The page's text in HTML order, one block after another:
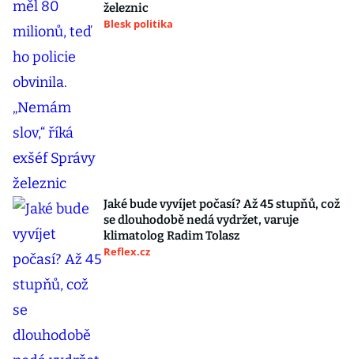
železnic
Blesk politika
Jaké bude vyvíjet počasí? Až 45 stupňů, což
se dlouhodobě nedá vydržet, varuje
klimatolog Radim Tolasz
Reflex.cz